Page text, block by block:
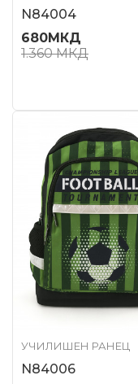
N84004
680МКД
1.360МКД
УЧИЛИШЕН РАНЕЦ
N84006